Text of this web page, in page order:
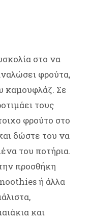
στο να
φρούτα,
καμουφλάζ. Σε
τους
φρούτο στο
δώστε του να
του ποτήρια.
προσθήκη
ή άλλα
και